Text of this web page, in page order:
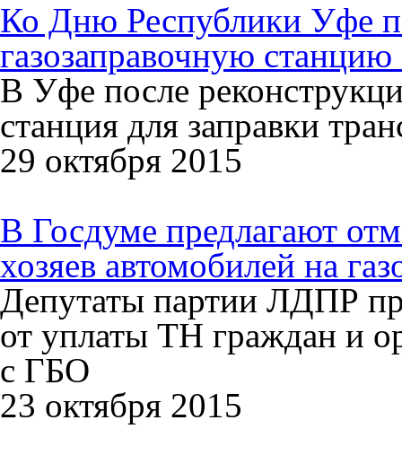
Ко Дню Республики Уфе
газозаправочную
В Уфе после
станция для заправки
29 октября 2015
В Госдуме предлагают
хозяев автомобилей на
Депутаты партии ЛДПР
от уплаты ТН граждан и
с ГБО
23 октября 2015